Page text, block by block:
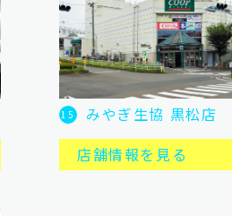
15
みやぎ生協 黒松店
店舗情報を見る